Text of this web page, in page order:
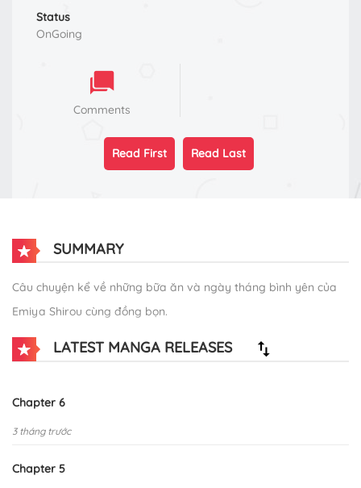
Status
OnGoing
Comments
Read First Read Last
SUMMARY
Câu chuyện kể về những bữa ăn và ngày tháng bình yên của
Emiya Shirou cùng đồng bọn.
LATEST MANGA RELEASES
Chapter 6
3 tháng trước
Chapter 5